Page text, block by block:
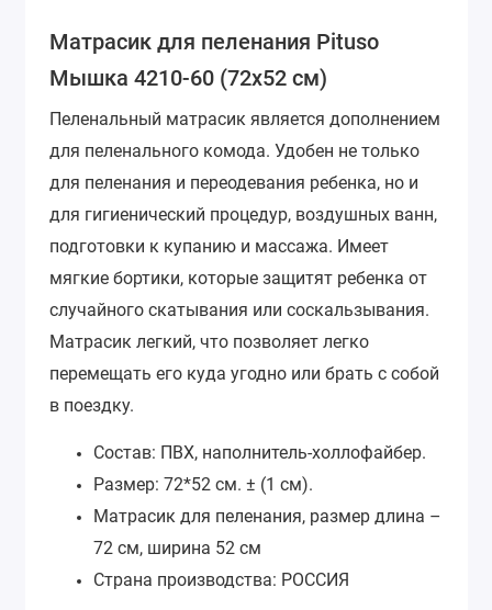
Матрасик для пеленания Pituso
Мышка 4210-60 (72х52 см)
Пеленальный матрасик является дополнением
для пеленального комода. Удобен не только
для пеленания и переодевания ребенка, но и
для гигиенический процедур, воздушных ванн,
подготовки к купанию и массажа. Имеет
мягкие бортики, которые защитят ребенка от
случайного скатывания или соскальзывания.
Матрасик легкий, что позволяет легко
перемещать его куда угодно или брать с собой
в поездку.
Состав: ПВХ, наполнитель-холлофайбер.
Размер: 72*52 см. ± (1 см).
Матрасик для пеленания, размер длина –
72 см, ширина 52 см
Страна производства: РОССИЯ